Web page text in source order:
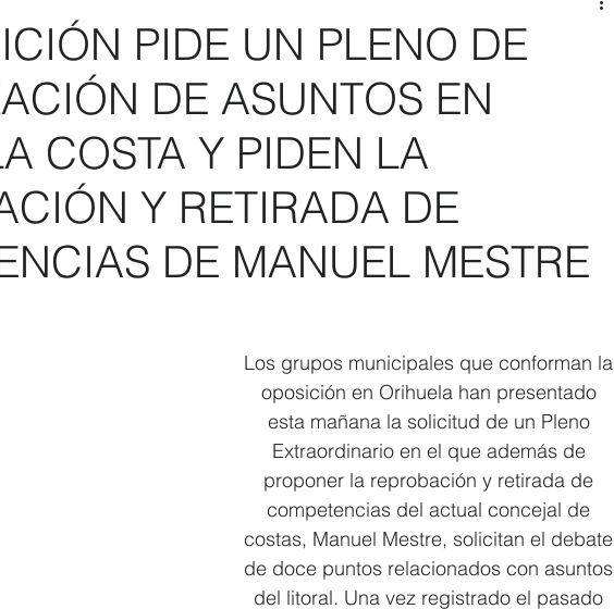
Seguridad Ciudadana
Sanidad Patrimonio POLÍTICA Bienestar Social
Elecciones 2019
PIDE UN PLENO DE
DE ASUNTOS EN
COSTA Y PIDEN LA
Y RETIRADA DE
DE MANUEL MESTRE
Los grupos municipales que conforman la
oposición en Orihuela han presentado
esta mañana la solicitud de un Pleno
Extraordinario en el que además de
proponer la reprobación y retirada de
competencias del actual concejal de
costas, Manuel Mestre, solicitan el debate
de doce puntos relacionados con asuntos
del litoral. Una vez registrado el pasado